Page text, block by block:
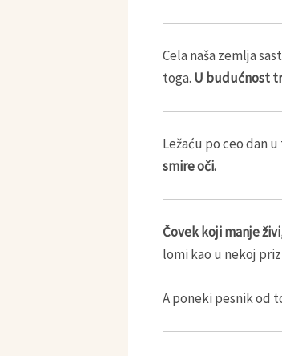
Cela naša zemlja
toga. U budućnost
Ležaću po ceo dan
smire oči.
Čovek koji manje
lomi kao u nekoj
A poneki pesnik od